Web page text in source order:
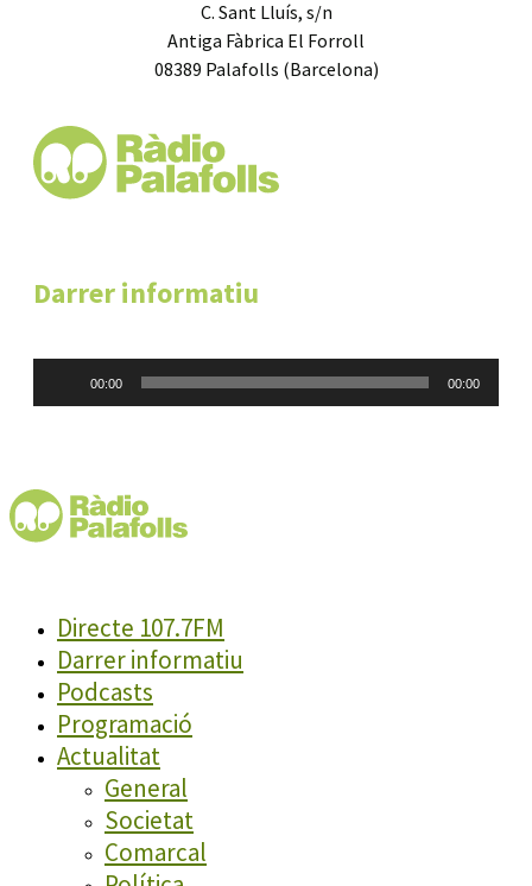
C. Sant Lluís, s/n
Antiga Fàbrica El Forroll
08389 Palafolls (Barcelona)
Darrer informatiu
00:00 00:00
Directe 107.7FM
Darrer informatiu
Podcasts
Programació
Actualitat
General
Societat
Comarcal